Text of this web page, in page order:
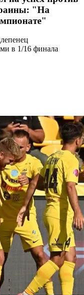
"На
в 1/16 финала